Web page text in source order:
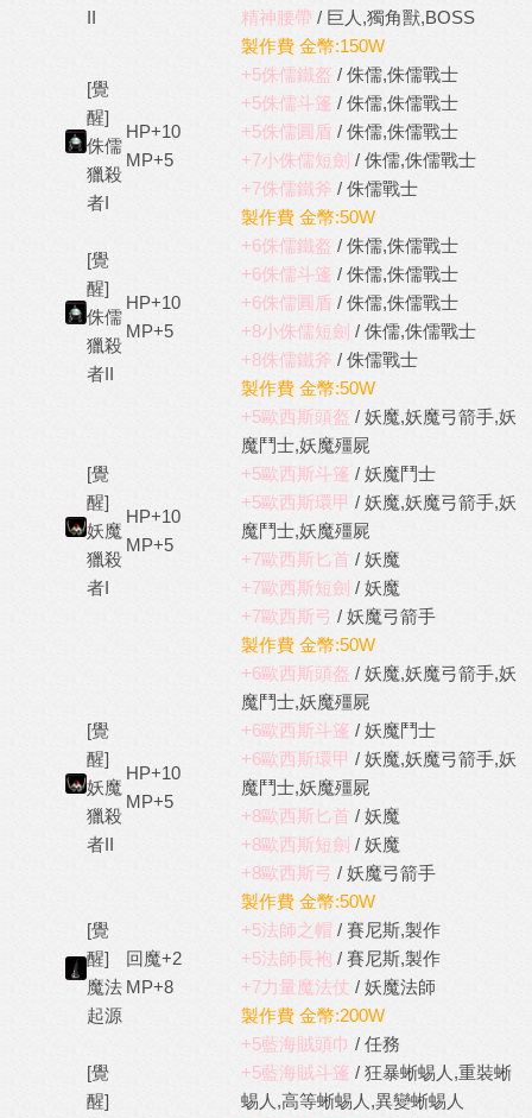
II
精神腰帶 / 巨人,獨角獸,BOSS
製作費 金幣:150W
[覺
醒]
侏儒
獵殺
者I
HP+10
MP+5
+5侏儒鐵盔 / 侏儒,侏儒戰士
+5侏儒斗篷 / 侏儒,侏儒戰士
+5侏儒圓盾 / 侏儒,侏儒戰士
+7小侏儒短劍 / 侏儒,侏儒戰士
+7侏儒鐵斧 / 侏儒戰士
製作費 金幣:50W
[覺
醒]
侏儒
獵殺
者II
HP+10
MP+5
+6侏儒鐵盔 / 侏儒,侏儒戰士
+6侏儒斗篷 / 侏儒,侏儒戰士
+6侏儒圓盾 / 侏儒,侏儒戰士
+8小侏儒短劍 / 侏儒,侏儒戰士
+8侏儒鐵斧 / 侏儒戰士
製作費 金幣:50W
[覺
醒]
妖魔
獵殺
者I
HP+10
MP+5
+5歐西斯頭盔 / 妖魔,妖魔弓箭手,妖
魔鬥士,妖魔殭屍
+5歐西斯斗篷 / 妖魔鬥士
+5歐西斯環甲 / 妖魔,妖魔弓箭手,妖
魔鬥士,妖魔殭屍
+7歐西斯匕首 / 妖魔
+7歐西斯短劍 / 妖魔
+7歐西斯弓 / 妖魔弓箭手
製作費 金幣:50W
[覺
醒]
妖魔
獵殺
者II
HP+10
MP+5
+6歐西斯頭盔 / 妖魔,妖魔弓箭手,妖
魔鬥士,妖魔殭屍
+6歐西斯斗篷 / 妖魔鬥士
+6歐西斯環甲 / 妖魔,妖魔弓箭手,妖
魔鬥士,妖魔殭屍
+8歐西斯匕首 / 妖魔
+8歐西斯短劍 / 妖魔
+8歐西斯弓 / 妖魔弓箭手
製作費 金幣:50W
[覺
醒]
魔法
起源
回魔+2
MP+8
+5法師之帽 / 賽尼斯,製作
+5法師長袍 / 賽尼斯,製作
+7力量魔法仗 / 妖魔法師
製作費 金幣:200W
[覺
醒]
+5藍海賊頭巾 / 任務
+5藍海賊斗篷 / 狂暴蜥蜴人,重裝蜥
蜴人,高等蜥蜴人,異變蜥蜴人